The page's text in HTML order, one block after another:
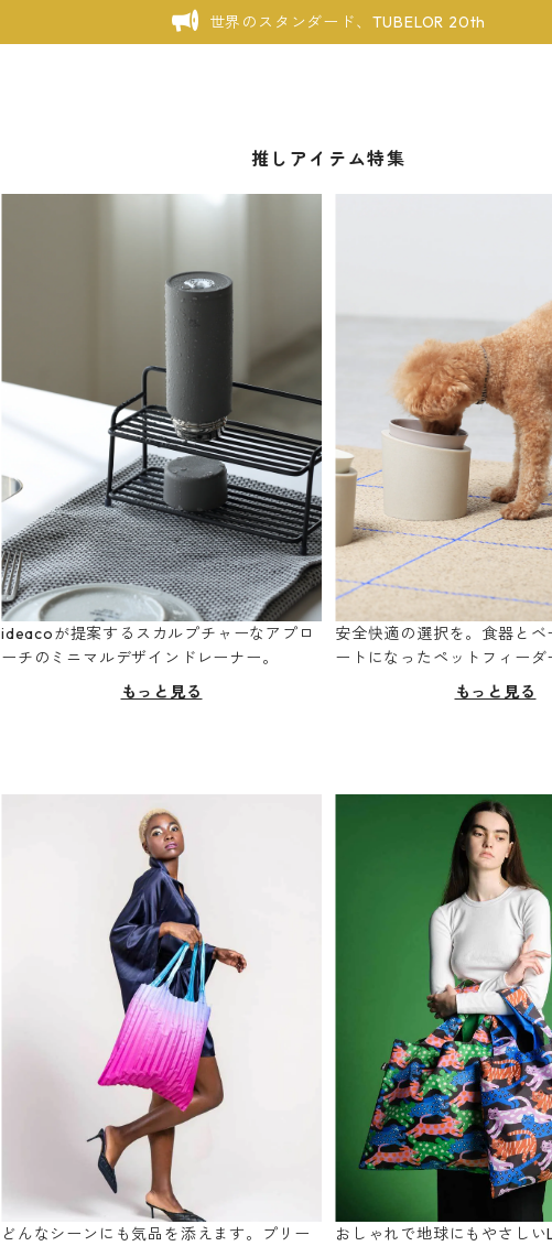
世界のスタンダード、TUBELOR 20th
推しアイテム特集
ideacoが提案するスカルプチャーなアプロ
ーチのミニマルデザインドレーナー。
もっと見る
安全快適の選択を。食器とベ
ートになったペットフィーダ
もっと見る
どんなシーンにも気品を添えます。プリー
おしゃれで地球にもやさしい